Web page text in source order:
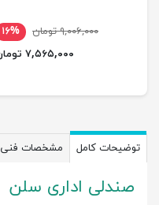
۹,۰۰۶,۰۰۰ تومان
۱۶%
۷,۵۶۵,۰۰۰ تومان
توضیحات کامل مشخصات فنی
صندلی اداری سلن